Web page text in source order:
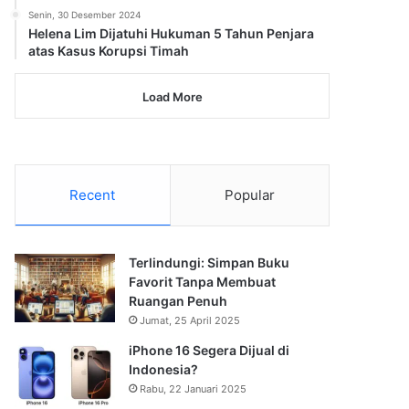
Senin, 30 Desember 2024
Helena Lim Dijatuhi Hukuman 5 Tahun Penjara
atas Kasus Korupsi Timah
Load More
Recent Popular
Terlindungi: Simpan Buku
Favorit Tanpa Membuat
Ruangan Penuh
Jumat, 25 April 2025
iPhone 16 Segera Dijual di
Indonesia?
Rabu, 22 Januari 2025